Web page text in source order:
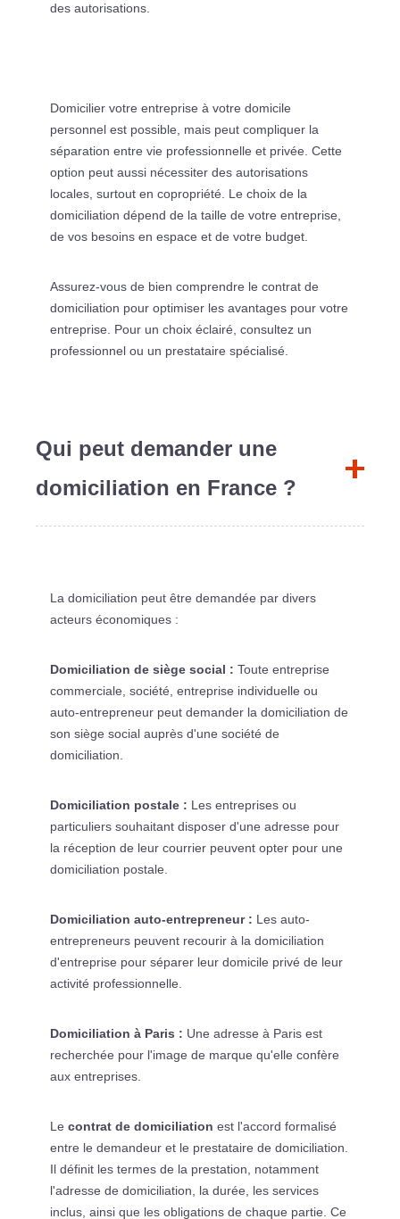
des autorisations.
Domicilier votre entreprise à votre domicile
personnel est possible, mais peut compliquer la
séparation entre vie professionnelle et privée. Cette
option peut aussi nécessiter des autorisations
locales, surtout en copropriété. Le choix de la
domiciliation dépend de la taille de votre entreprise,
de vos besoins en espace et de votre budget.
Assurez-vous de bien comprendre le contrat de
domiciliation pour optimiser les avantages pour votre
entreprise. Pour un choix éclairé, consultez un
professionnel ou un prestataire spécialisé.
Qui peut demander une
domiciliation en France ?
La domiciliation peut être demandée par divers
acteurs économiques :
Domiciliation de siège social : Toute entreprise
commerciale, société, entreprise individuelle ou
auto-entrepreneur peut demander la domiciliation de
son siège social auprès d'une société de
domiciliation.
Domiciliation postale : Les entreprises ou
particuliers souhaitant disposer d'une adresse pour
la réception de leur courrier peuvent opter pour une
domiciliation postale.
Domiciliation auto-entrepreneur : Les auto-
entrepreneurs peuvent recourir à la domiciliation
d'entreprise pour séparer leur domicile privé de leur
activité professionnelle.
Domiciliation à Paris : Une adresse à Paris est
recherchée pour l'image de marque qu'elle confère
aux entreprises.
Le contrat de domiciliation est l'accord formalisé
entre le demandeur et le prestataire de domiciliation.
Il définit les termes de la prestation, notamment
l'adresse de domiciliation, la durée, les services
inclus, ainsi que les obligations de chaque partie. Ce